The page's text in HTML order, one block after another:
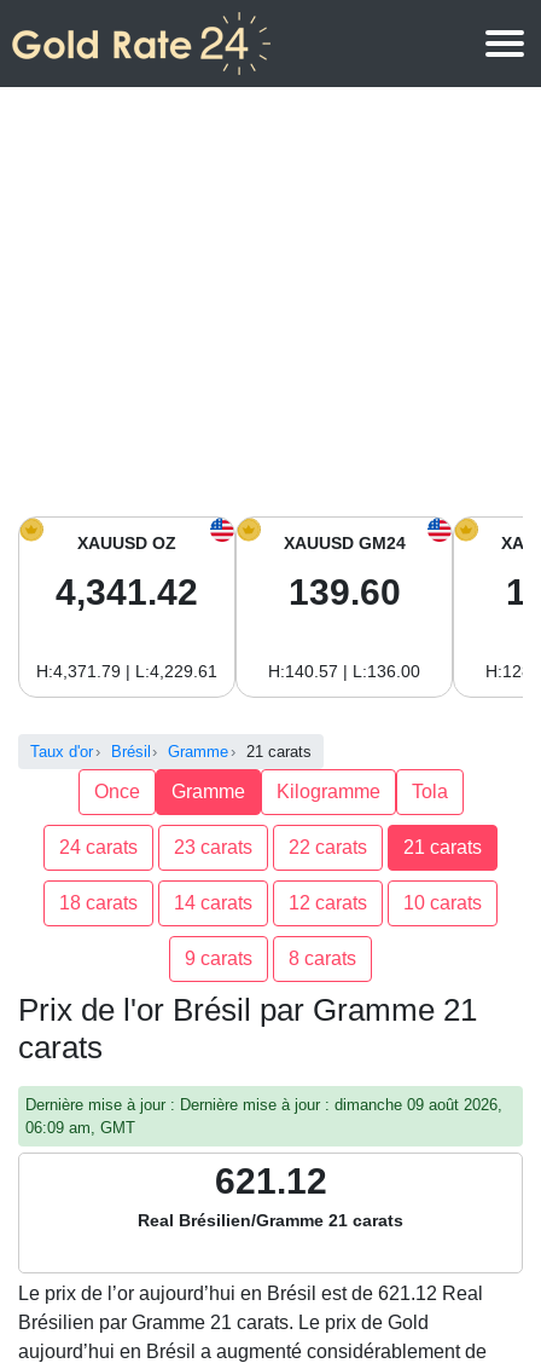
Prix de l’or aujourd’hui en Amérique du Sud
XAUUSD OZ
4,341.42
H:4,371.79 | L:4,229.61
XAUUSD GM24
139.60
H:140.57 | L:136.00
Taux d'or Brésil Gramme 21 carats
Once Gramme Kilogramme Tola
24 carats 23 carats 22 carats 21 carats
18 carats 14 carats 12 carats 10 carats
9 carats 8 carats
Prix de l'or Brésil par Gramme 21
carats
Dernière mise à jour : Dernière mise à jour : dimanche 09 août 2026,
06:09 am, GMT
621.12
Real Brésilien/Gramme 21 carats
Le prix de l’or aujourd’hui en Brésil est de 621.12 Real
Brésilien par Gramme 21 carats. Le prix de Gold
aujourd’hui en Brésil a augmenté considérablement de